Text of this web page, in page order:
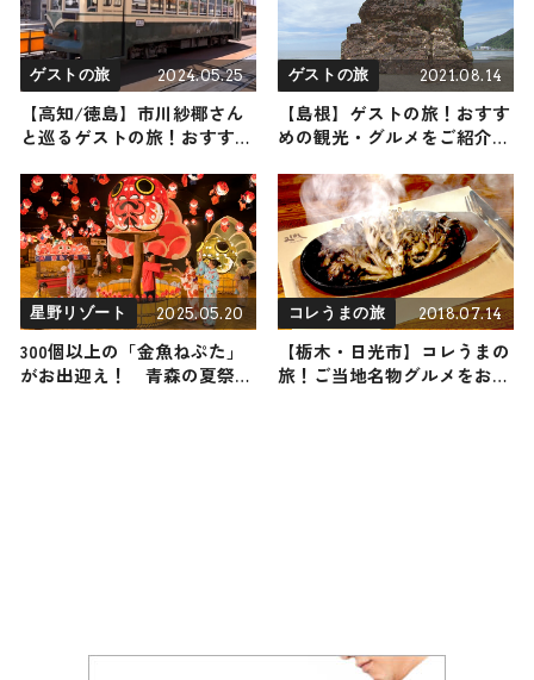
ゲストの旅 2024.05.25
【高知/徳島】市川紗椰さん
と巡るゲストの旅！おすすめ
2024年5月25日放送
ゲストの旅 2021.08.14
【島根】ゲストの旅！おすす
めの観光・グルメをご紹介
星野リゾート 2025.05.20
300個以上の「金魚ねぷた」
がお出迎え！ 青森の夏祭り
コレうまの旅 2018.07.14
【栃木・日光市】コレうまの
旅！ご当地名物グルメをお届